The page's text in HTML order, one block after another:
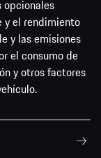
opcionales
y el rendimiento
y las emisiones
el consumo de
y otros factores